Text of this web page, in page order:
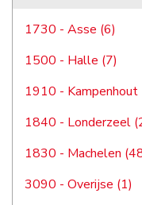
1730 - Asse (6)
1500 - Halle (7)
1910 - Kampenhout
1840 - Londerzeel
1830 - Machelen
3090 - Overijse (1)